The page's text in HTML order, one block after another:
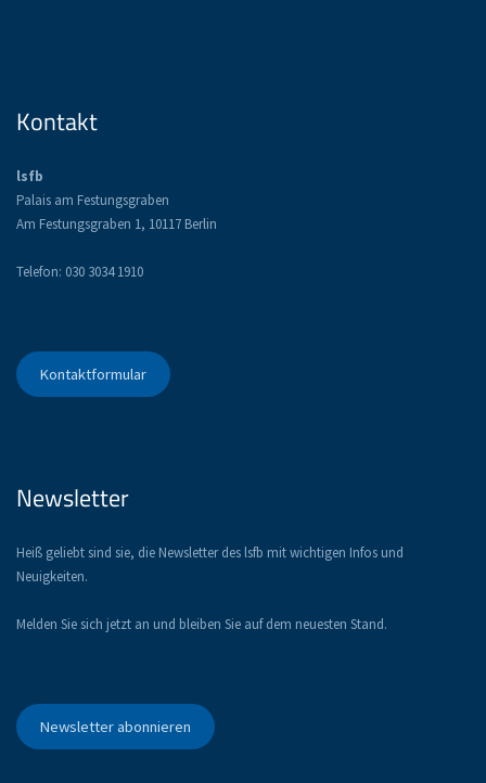
Kontakt
lsfb
Palais am Festungsgraben
Am Festungsgraben 1, 10117 Berlin
Telefon: 030 3034 1910
Kontaktformular
Newsletter
Heiß geliebt sind sie, die Newsletter des lsfb mit wichtigen Infos und
Neuigkeiten.
Melden Sie sich jetzt an und bleiben Sie auf dem neuesten Stand.
Newsletter abonnieren